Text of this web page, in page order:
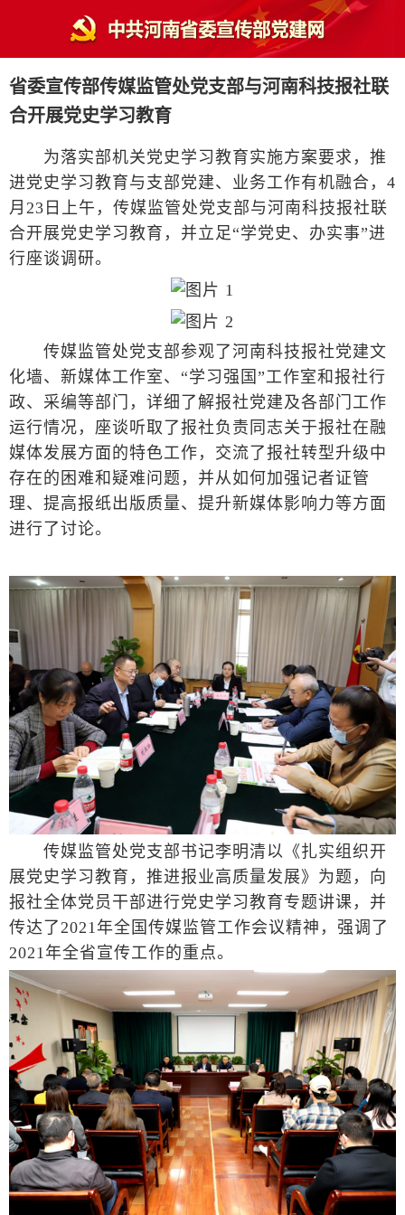
省委宣传部传媒监管处党支部与河南科技报社联
合开展党史学习教育
为落实部机关党史学习教育实施方案要求，推
进党史学习教育与支部党建、业务工作有机融合，4
月23日上午，传媒监管处党支部与河南科技报社联
合开展党史学习教育，并立足“学党史、办实事”进
行座谈调研。
传媒监管处党支部参观了河南科技报社党建文
化墙、新媒体工作室、“学习强国”工作室和报社行
政、采编等部门，详细了解报社党建及各部门工作
运行情况，座谈听取了报社负责同志关于报社在融
媒体发展方面的特色工作，交流了报社转型升级中
存在的困难和疑难问题，并从如何加强记者证管
理、提高报纸出版质量、提升新媒体影响力等方面
进行了讨论。
传媒监管处党支部书记李明清以《扎实组织开
展党史学习教育，推进报业高质量发展》为题，向
报社全体党员干部进行党史学习教育专题讲课，并
传达了2021年全国传媒监管工作会议精神，强调了
2021年全省宣传工作的重点。